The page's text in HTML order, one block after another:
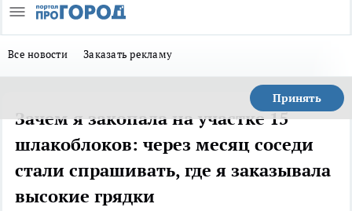
Все новости Заказать рекламу
Принять
Зачем я закопала на участке 15
шлакоблоков: через месяц соседи
стали спрашивать, где я заказывала
высокие грядки